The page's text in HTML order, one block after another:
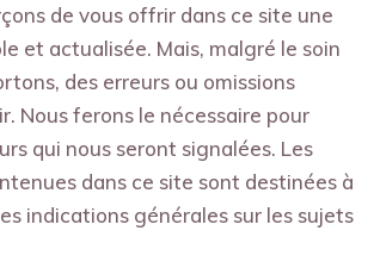
de vous offrir dans ce site une
et actualisée. Mais, malgré le soin
des erreurs ou omissions
Nous ferons le nécessaire pour
qui nous seront signalées. Les
dans ce site sont destinées à
indications générales sur les sujets